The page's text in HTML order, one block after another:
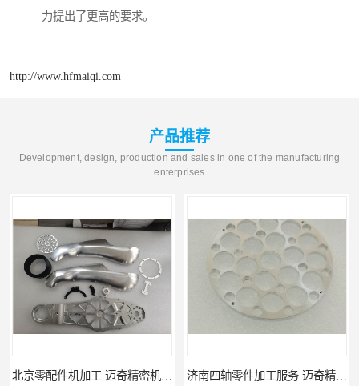
力提出了更高的要求。
http://www.hfmaiqi.com
产品推荐
Development, design, production and sales in one of the manufacturing
enterprises